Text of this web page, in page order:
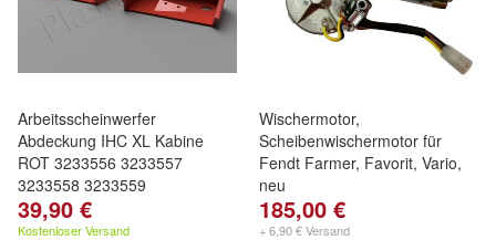
Arbeitsscheinwerfer
Abdeckung IHC XL Kabine
ROT 3233556 3233557
3233558 3233559
39,90 €
Kostenloser Versand
Wischermotor,
Scheibenwischermotor für
Fendt Farmer, Favorit, Vario,
neu
185,00 €
+ 6,90 € Versand